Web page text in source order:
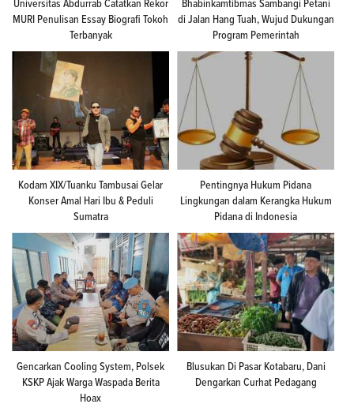
Universitas Abdurrab Catatkan Rekor
MURI Penulisan Essay Biografi Tokoh
Terbanyak
Bhabinkamtibmas Sambangi Petani
di Jalan Hang Tuah, Wujud Dukungan
Program Pemerintah
Kodam XIX/Tuanku Tambusai Gelar
Konser Amal Hari Ibu & Peduli
Sumatra
Pentingnya Hukum Pidana
Lingkungan dalam Kerangka Hukum
Pidana di Indonesia
Gencarkan Cooling System, Polsek
KSKP Ajak Warga Waspada Berita
Hoax
Blusukan Di Pasar Kotabaru, Dani
Dengarkan Curhat Pedagang